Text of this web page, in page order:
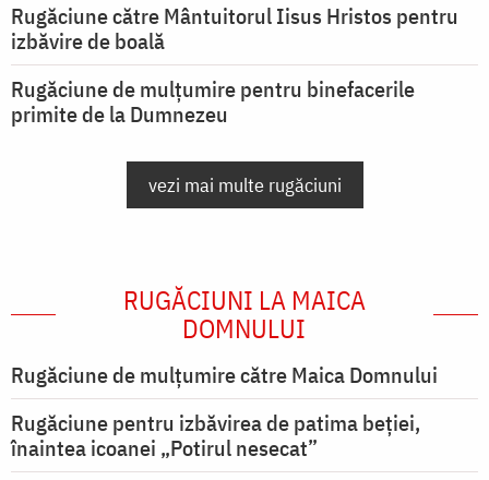
Rugăciune către Mântuitorul Iisus Hristos pentru
izbăvire de boală
Rugăciune de mulțumire pentru binefacerile
primite de la Dumnezeu
vezi mai multe rugăciuni
RUGĂCIUNI LA MAICA
DOMNULUI
Rugăciune de mulţumire către Maica Domnului
Rugăciune pentru izbăvirea de patima beției,
înaintea icoanei „Potirul nesecat”